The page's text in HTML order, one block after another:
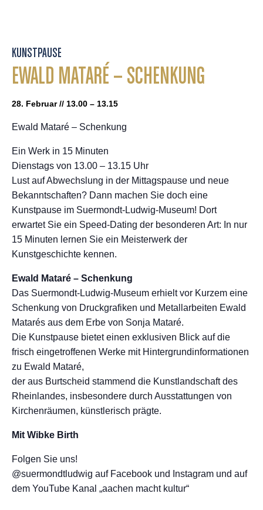
KUNSTPAUSE
EWALD MATARÉ – SCHENKUNG
28. Februar // 13.00 – 13.15
Ewald Mataré – Schenkung
Ein Werk in 15 Minuten
Dienstags von 13.00 – 13.15 Uhr
Lust auf Abwechslung in der Mittagspause und neue
Bekanntschaften? Dann machen Sie doch eine
Kunstpause im Suermondt-Ludwig-Museum! Dort
erwartet Sie ein Speed-Dating der besonderen Art: In nur
15 Minuten lernen Sie ein Meisterwerk der
Kunstgeschichte kennen.
Ewald Mataré – Schenkung
Das Suermondt-Ludwig-Museum erhielt vor Kurzem eine
Schenkung von Druckgrafiken und Metallarbeiten Ewald
Matarés aus dem Erbe von Sonja Mataré.
Die Kunstpause bietet einen exklusiven Blick auf die
frisch eingetroffenen Werke mit Hintergrundinformationen
zu Ewald Mataré,
der aus Burtscheid stammend die Kunstlandschaft des
Rheinlandes, insbesondere durch Ausstattungen von
Kirchenräumen, künstlerisch prägte.
Mit Wibke Birth
Folgen Sie uns!
@suermondtludwig auf Facebook und Instagram und auf
dem YouTube Kanal „aachen macht kultur“